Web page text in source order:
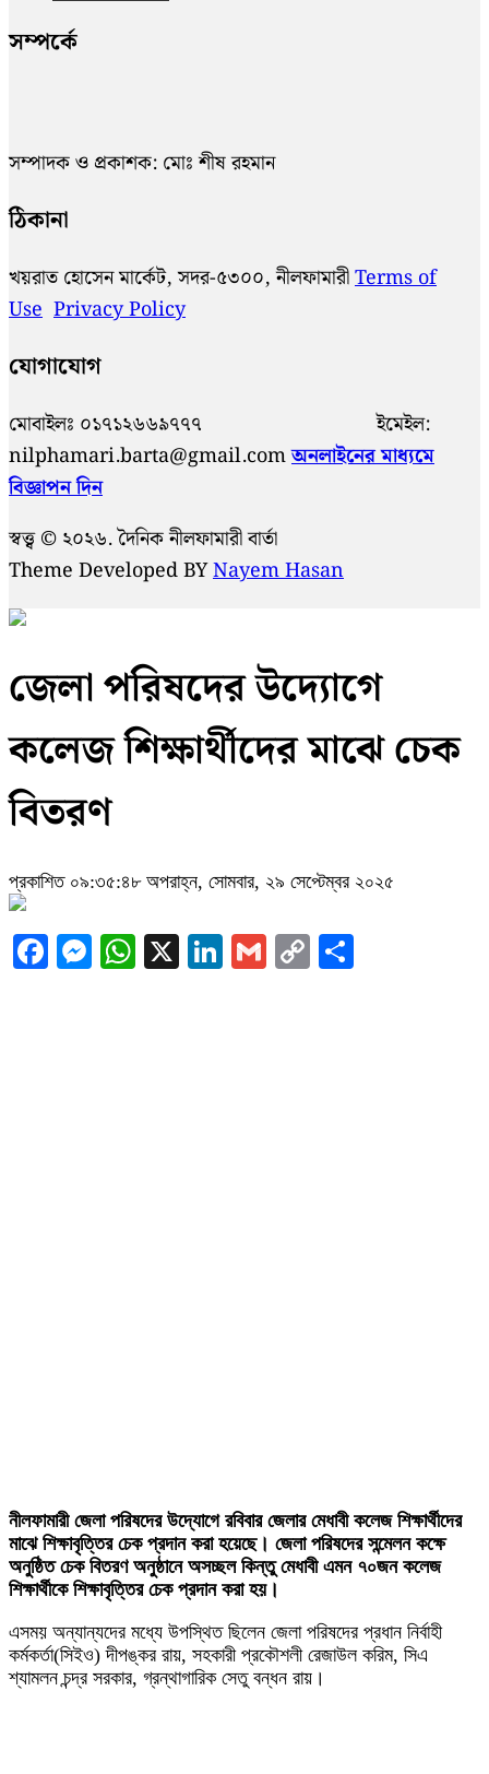
সম্পর্কে
সম্পাদক ও প্রকাশক: মোঃ শীষ রহমান
ঠিকানা
খয়রাত হোসেন মার্কেট, সদর-৫৩০০, নীলফামারীTerms of
Use Privacy Policy
যোগাযোগ
মোবাইলঃ ০১৭১২৬৬৯৭৭৭ ইমেইল:
nilphamari.barta@gmail.comঅনলাইনের মাধ্যমে
বিজ্ঞাপন দিন
স্বত্ত্ব © ২০২৬. দৈনিক নীলফামারী বার্তা
Theme Developed BYNayem Hasan
জেলা পরিষদের উদ্যোগে
কলেজ শিক্ষার্থীদের মাঝে চেক
বিতরণ
প্রকাশিত ০৯:৩৫:৪৮ অপরাহ্ন, সোমবার, ২৯ সেপ্টেম্বর ২০২৫
Facebook
Messenger
WhatsApp
X LinkedIn
GmailCopy
নীলফামারী জেলা পরিষদের উদ্যোগে রবিবার জেলার মেধাবী কলেজ শিক্ষার্থীদের
মাঝে শিক্ষাবৃত্তির চেক প্রদান করা হয়েছে। জেলা পরিষদের সন্মেলন কক্ষে
অনুষ্ঠিত চেক বিতরণ অনুষ্ঠানে অসচ্ছল কিন্তু মেধাবী এমন ৭০জন কলেজ
শিক্ষার্থীকে শিক্ষাবৃত্তির চেক প্রদান করা হয়।
এসময় অন্যান্যদের মধ্যে উপস্থিত ছিলেন জেলা পরিষদের প্রধান নির্বাহী
কর্মকর্তা(সিইও) দীপঙ্কর রায়, সহকারী প্রকৌশলী রেজাউল করিম, সিএ
শ্যামলন চন্দ্র সরকার, গ্রন্থাগারিক সেতু বন্ধন রায়।